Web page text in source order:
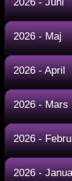
2026 - Maj
2026 - April
2026 - Mars
2026 -
2026 -